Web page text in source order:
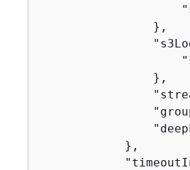
                },
                },
            },